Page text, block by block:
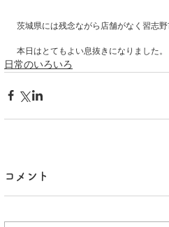
茨城県には残念ながら店舗がなく習志
本日はとてもよい息抜きになりました。
日常のいろいろ
コメント